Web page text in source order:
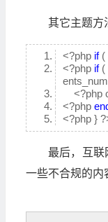
其它主题方
<?php if(
<?php if(
<?php
<?php
<?php }
最后，互联
一些不合规的内